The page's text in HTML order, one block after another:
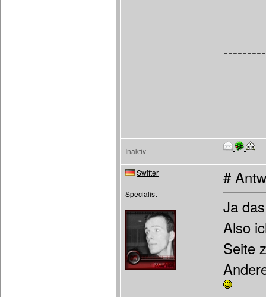
Inaktiv
Swifter
Specialist
#
Ja
Also
Seite